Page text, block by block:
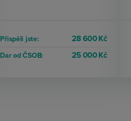
Přispěli jste: 28 600 Kč
Dar od ČSOB: 25 000 Kč